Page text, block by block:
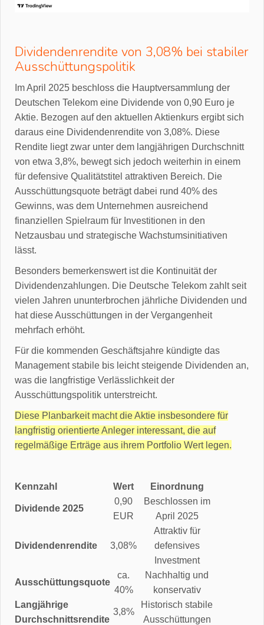
Dividendenrendite von 3,08% bei stabiler
Ausschüttungspolitik
Im April 2025 beschloss die Hauptversammlung der
Deutschen Telekom eine Dividende von 0,90 Euro je
Aktie. Bezogen auf den aktuellen Aktienkurs ergibt sich
daraus eine Dividendenrendite von 3,08%. Diese
Rendite liegt zwar unter dem langjährigen Durchschnitt
von etwa 3,8%, bewegt sich jedoch weiterhin in einem
für defensive Qualitätstitel attraktiven Bereich. Die
Ausschüttungsquote beträgt dabei rund 40% des
Gewinns, was dem Unternehmen ausreichend
finanziellen Spielraum für Investitionen in den
Netzausbau und strategische Wachstumsinitiativen
lässt.
Besonders bemerkenswert ist die Kontinuität der
Dividendenzahlungen. Die Deutsche Telekom zahlt seit
vielen Jahren ununterbrochen jährliche Dividenden und
hat diese Ausschüttungen in der Vergangenheit
mehrfach erhöht.
Für die kommenden Geschäftsjahre kündigte das
Management stabile bis leicht steigende Dividenden an,
was die langfristige Verlässlichkeit der
Ausschüttungspolitik unterstreicht.
Diese Planbarkeit macht die Aktie insbesondere für
langfristig orientierte Anleger interessant, die auf
regelmäßige Erträge aus ihrem Portfolio Wert legen.
Kennzahl Wert Einordnung
Dividende 2025
0,90
EUR
Beschlossen im
April 2025
Dividendenrendite 3,08%
Attraktiv für
defensives
Investment
Ausschüttungsquote
ca.
40%
Nachhaltig und
konservativ
Langjährige
Durchschnittsrendite
3,8%
Historisch stabile
Ausschüttungen